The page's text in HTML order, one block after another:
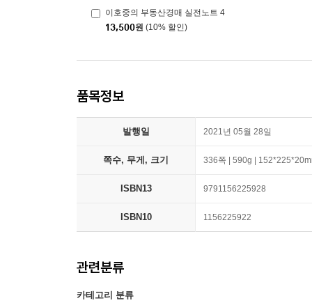
이호중의 부동산경매 실전노트 4
13,500원 (10% 할인)
품목정보
발행일 2021년 05월 28일
쪽수, 무게, 크기 336쪽 | 590g |
ISBN13 9791156225928
ISBN10 1156225922
관련분류
카테고리 분류